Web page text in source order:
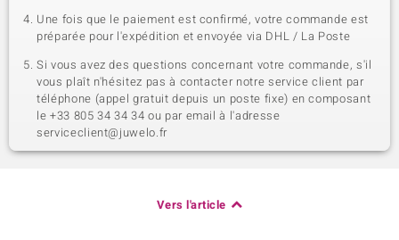
Une fois que le paiement est confirmé, votre commande est
préparée pour l'expédition et envoyée via DHL / La Poste
Si vous avez des questions concernant votre commande, s'il
vous plaît n'hésitez pas à contacter notre service client par
téléphone (appel gratuit depuis un poste fixe) en composant
le +33 805 34 34 34 ou par email à l'adresse
serviceclient@juwelo.fr
Vers l'article